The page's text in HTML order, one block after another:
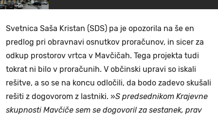
Svetnica Saša Kristan (SDS) pa je opozorila na še en
predlog pri obravnavi osnutkov proračunov, in sicer za
odkup prostorov vrtca v Mavčičah. Tega projekta tudi
tokrat ni bilo v proračunih. V občinski upravi so iskali
rešitve, a so se na koncu odločili, da bodo zadevo skušali
rešiti z dogovorom z lastniki. »S predsednikom Krajevne
skupnosti Mavčiče sem se dogovoril za sestanek, prav